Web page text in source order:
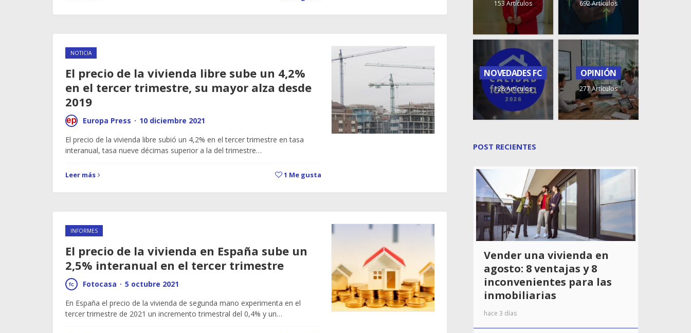
NOTICIA
El precio de la vivienda libre sube un 4,2%
en el tercer trimestre, su mayor alza desde
2019
Europa Press · 10 diciembre 2021
El precio de la vivienda libre subió un 4,2% en el tercer trimestre en tasa
interanual, tasa nueve décimas superior a la del trimestre…
Leer más 1 Me gusta
INFORMES
El precio de la vivienda en España sube un
2,5% interanual en el tercer trimestre
Fotocasa · 5 octubre 2021
En España el precio de la vivienda de segunda mano experimenta en el
tercer trimestre de 2021 un incremento trimestral del 0,4% y un…
153 Artículos 692 Artículos
NOVEDADES FC
128 Artículos
OPINIÓN
277 Artículos
POST RECIENTES
Vender una vivienda en
agosto: 8 ventajas y 8
inconvenientes para las
inmobiliarias
hace 3 días